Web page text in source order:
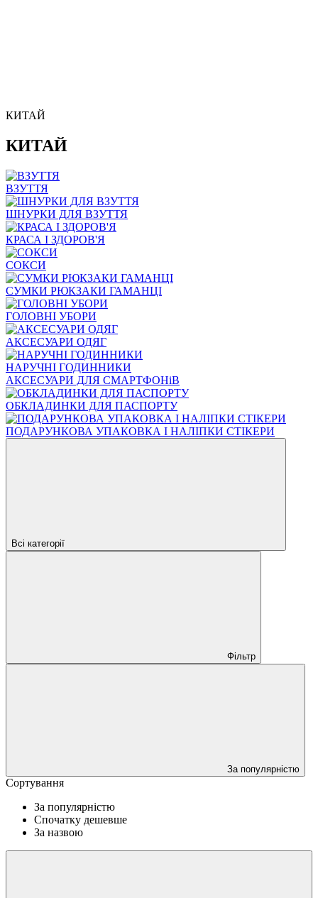
КИТАЙ
КИТАЙ
ВЗУТТЯ
ШНУРКИ ДЛЯ ВЗУТТЯ
КРАСА І ЗДОРОВ'Я
СОКСИ
СУМКИ РЮКЗАКИ ГАМАНЦІ
ГОЛОВНІ УБОРИ
АКСЕСУАРИ ОДЯГ
НАРУЧНІ ГОДИННИКИ
АКСЕСУАРИ ДЛЯ СМАРТФОНіВ
ОБКЛАДИНКИ ДЛЯ ПАСПОРТУ
ПОДАРУНКОВА УПАКОВКА І НАЛІПКИ СТІКЕРИ
Всі категорії
Фільтр
За популярністю
Сортування
За популярністю
Спочатку дешевше
За назвою